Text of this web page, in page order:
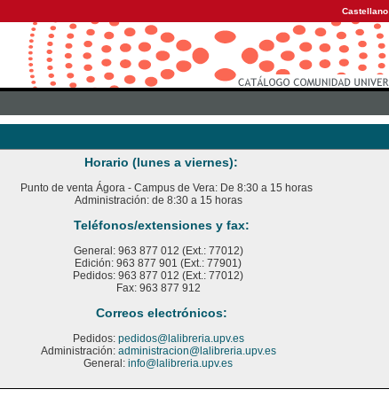
Castellano
Horario (lunes a viernes):
Punto de venta Ágora - Campus de Vera: De 8:30 a 15 horas
Administración: de 8:30 a 15 horas
Teléfonos/extensiones y fax:
General: 963 877 012 (Ext.: 77012)
Edición: 963 877 901 (Ext.: 77901)
Pedidos: 963 877 012 (Ext.: 77012)
Fax: 963 877 912
Correos electrónicos:
Pedidos: pedidos@lalibreria.upv.es
Administración: administracion@lalibreria.upv.es
General: info@lalibreria.upv.es